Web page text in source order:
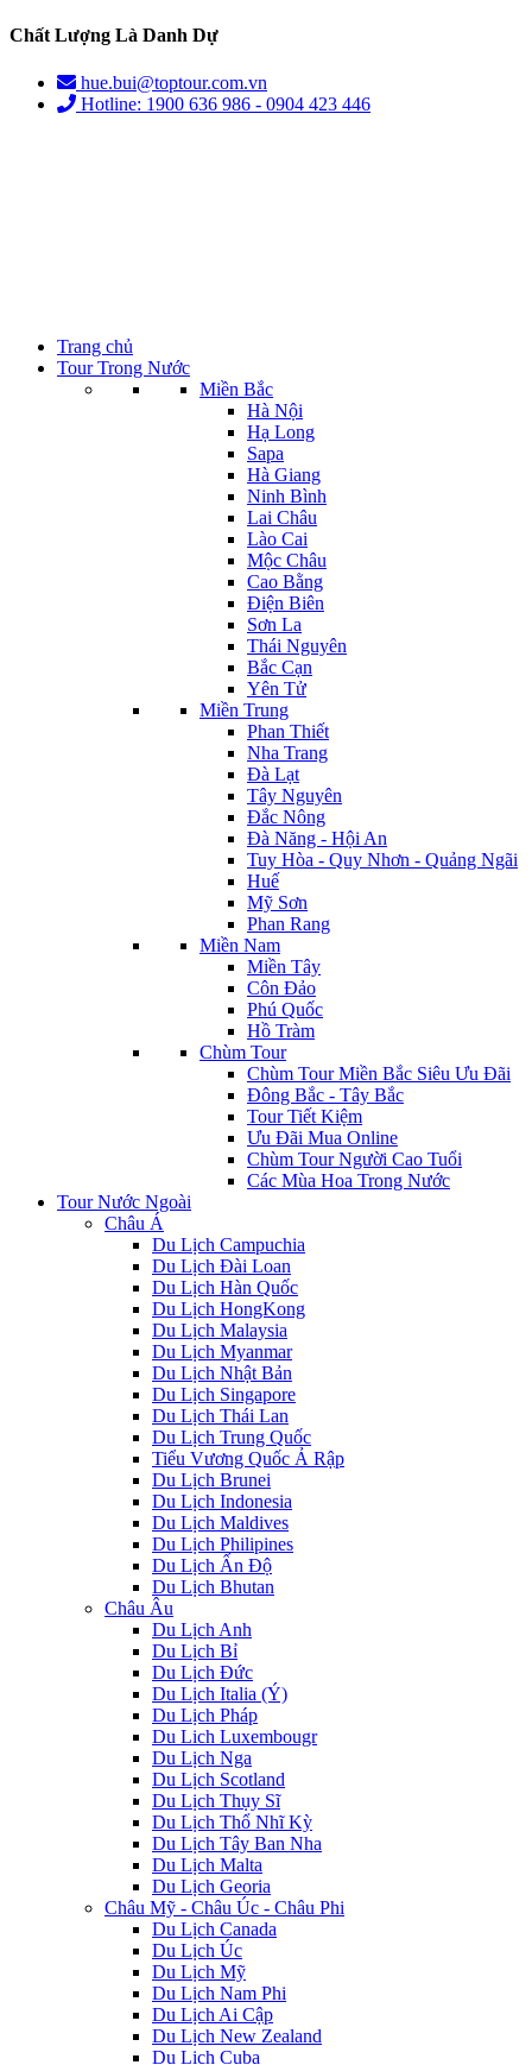
Chất Lượng Là Danh Dự
hue.bui@toptour.com.vn
Hotline: 1900 636 986 - 0904 423 446
Trang chủ
Tour Trong Nước
Miền Bắc
Hà Nội
Hạ Long
Sapa
Hà Giang
Ninh Bình
Lai Châu
Lào Cai
Mộc Châu
Cao Bằng
Điện Biên
Sơn La
Thái Nguyên
Bắc Cạn
Yên Tử
Miền Trung
Phan Thiết
Nha Trang
Đà Lạt
Tây Nguyên
Đắc Nông
Đà Năng - Hội An
Tuy Hòa - Quy Nhơn - Quảng Ngãi
Huế
Mỹ Sơn
Phan Rang
Miền Nam
Miền Tây
Côn Đảo
Phú Quốc
Hồ Tràm
Chùm Tour
Chùm Tour Miền Bắc Siêu Ưu Đãi
Đông Bắc - Tây Bắc
Tour Tiết Kiệm
Ưu Đãi Mua Online
Chùm Tour Người Cao Tuổi
Các Mùa Hoa Trong Nước
Tour Nước Ngoài
Châu Á
Du Lịch Campuchia
Du Lịch Đài Loan
Du Lịch Hàn Quốc
Du Lịch HongKong
Du Lịch Malaysia
Du Lịch Myanmar
Du Lịch Nhật Bản
Du Lịch Singapore
Du Lịch Thái Lan
Du Lịch Trung Quốc
Tiểu Vương Quốc Ả Rập
Du Lịch Brunei
Du Lịch Indonesia
Du Lịch Maldives
Du Lịch Philipines
Du Lịch Ấn Độ
Du Lịch Bhutan
Châu Âu
Du Lịch Anh
Du Lịch Bỉ
Du Lịch Đức
Du Lịch Italia (Ý)
Du Lịch Pháp
Du Lich Luxembougr
Du Lịch Nga
Du Lịch Scotland
Du Lịch Thụy Sĩ
Du Lịch Thổ Nhĩ Kỳ
Du Lịch Tây Ban Nha
Du Lịch Malta
Du Lịch Georia
Châu Mỹ - Châu Úc - Châu Phi
Du Lịch Canada
Du Lịch Úc
Du Lịch Mỹ
Du Lịch Nam Phi
Du Lịch Ai Cập
Du Lịch New Zealand
Du Lịch Cuba